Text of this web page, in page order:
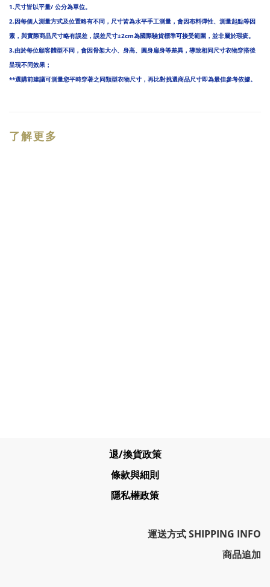
1.尺寸皆以平量/ 公分為單位。
2.因每個人測量方式及位置略有不同，尺寸皆為水平手工測量，會因布料彈性、測量起點等因
素，與實際商品尺寸略有誤差，誤差尺寸±2cm為國際驗貨標準可接受範圍，並非屬於瑕疵。
3.由於每位顧客體型不同，會因骨架大小、身高、圓身扁身等差異，導致相同尺寸衣物穿搭後
呈現不同效果；
**選購前建議可測量您平時穿著之同類型衣物尺寸，再比對挑選商品尺寸即為最佳參考依據。
了解更多
退/換貨政策
條款與細則
隱私權政策
運送方式 SHIPPING INFO
商品追加